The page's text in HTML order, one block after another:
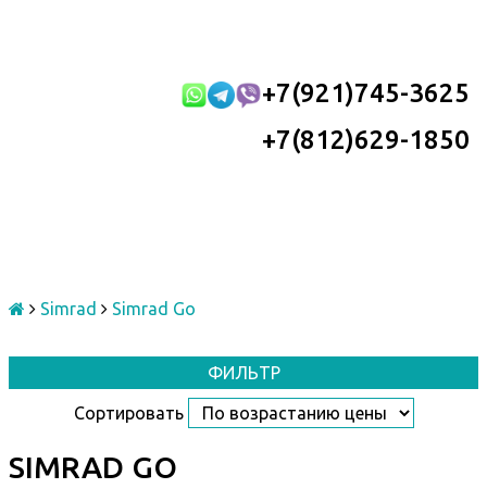
+7(921)745-3625
+7(812)629-1850
Simrad Simrad Go
ФИЛЬТР
Сортировать
SIMRAD GO